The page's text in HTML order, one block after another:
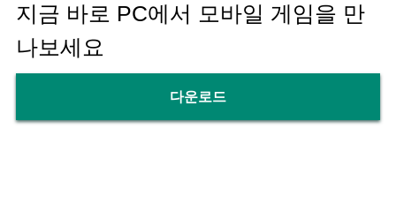
지금 바로 PC에서 모바일 게임을 만
나보세요
다운로드